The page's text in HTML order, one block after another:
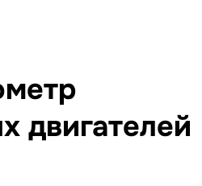
двигателей